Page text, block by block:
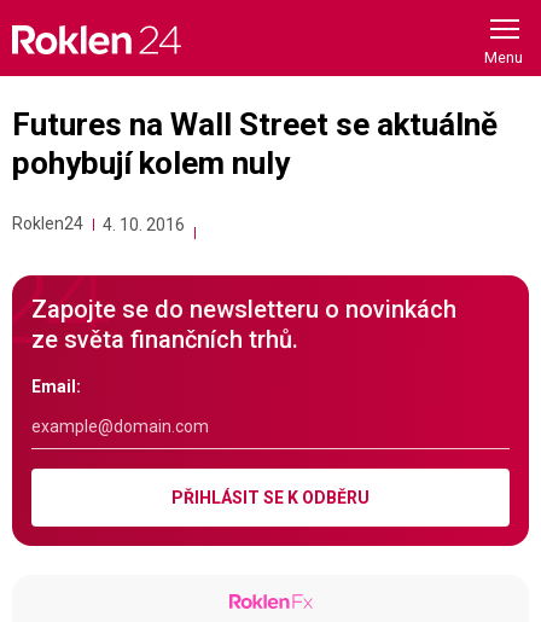
content
Futures na Wall Street se aktuálně
pohybují kolem nuly
Roklen24 4. 10. 2016
Zapojte se do newsletteru o novinkách
ze světa finančních trhů.
Email:
PŘIHLÁSIT SE K ODBĚRU